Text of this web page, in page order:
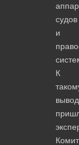
судов
и
К